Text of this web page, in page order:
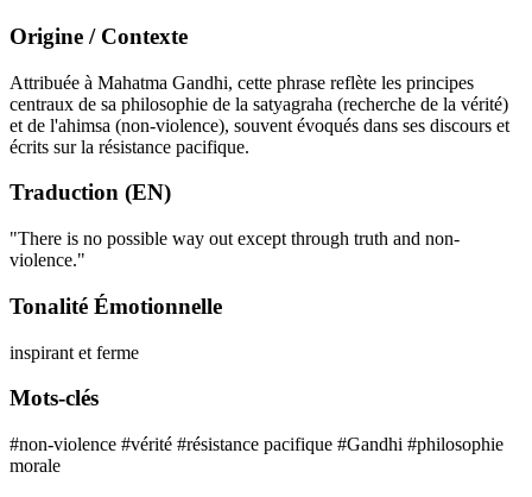
Origine / Contexte
Attribuée à Mahatma Gandhi, cette phrase reflète les principes
centraux de sa philosophie de la satyagraha (recherche de la vérité)
et de l'ahimsa (non-violence), souvent évoqués dans ses discours et
écrits sur la résistance pacifique.
Traduction (EN)
"There is no possible way out except through truth and non-
violence."
Tonalité Émotionnelle
inspirant et ferme
Mots-clés
#non-violence #vérité #résistance pacifique #Gandhi #philosophie
morale